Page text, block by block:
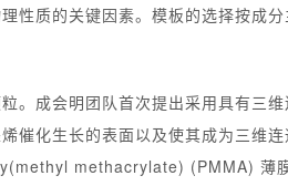
质的关键因素。模板的选择按成
。成会明团队首次提出采用具有
催化生长的表面以及使其成为三
methacrylate) (PMMA) 薄